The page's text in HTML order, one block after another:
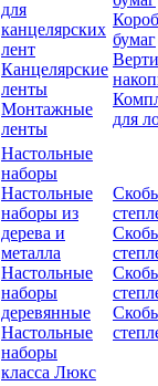
для
канцелярских
лент
Канцелярские
ленты
Монтажные
ленты
бумаг
для
Настольные
наборы
Настольные
наборы из
дерева и
металла
Настольные
наборы
деревянные
Настольные
наборы
класса Люкс